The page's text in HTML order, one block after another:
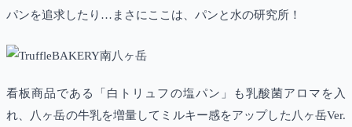
パンを追求したり…まさにここは、パンと水の研究所！
看板商品である「白トリュフの塩パン」も乳酸菌アロマを入
れ、八ヶ岳の牛乳を増量してミルキー感をアップした八ヶ岳Ver.